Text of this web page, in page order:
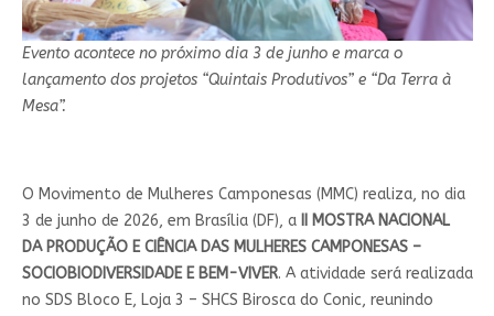
Evento acontece no próximo dia 3 de junho e marca o
lançamento dos projetos “Quintais Produtivos” e “Da Terra à
Mesa”.
O Movimento de Mulheres Camponesas (MMC) realiza, no dia
3 de junho de 2026, em Brasília (DF), a
II MOSTRA NACIONAL
DA PRODUÇÃO E CIÊNCIA DAS MULHERES CAMPONESAS –
SOCIOBIODIVERSIDADE E BEM-VIVER. A atividade será realizada
no SDS Bloco E, Loja 3 – SHCS Birosca do Conic, reunindo